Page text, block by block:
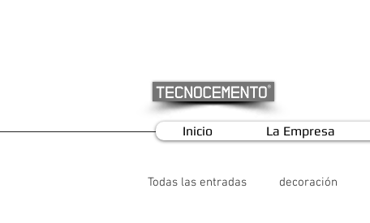
Inicio La Empresa
Todas las entradas decoración